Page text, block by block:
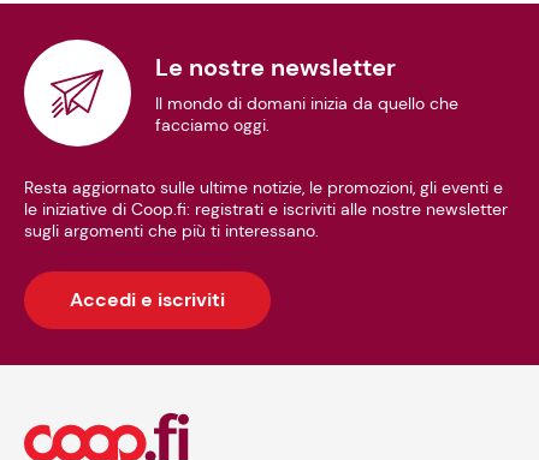
Le nostre newsletter
Il mondo di domani inizia da quello che
facciamo oggi.
Resta aggiornato sulle ultime notizie, le promozioni, gli eventi e
le iniziative di Coop.fi: registrati e iscriviti alle nostre newsletter
sugli argomenti che più ti interessano.
Accedi e iscriviti